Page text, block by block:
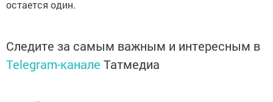
остается один.
Следите за самым важным и интересным в
Telegram-канале Татмедиа